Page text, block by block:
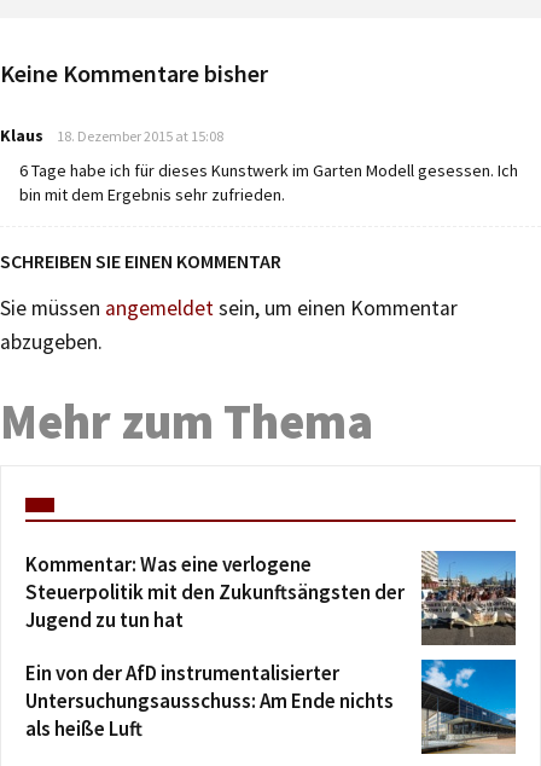
Keine Kommentare bisher
Klaus says:
18. Dezember 2015 at 15:08
6 Tage habe ich für dieses Kunstwerk im Garten Modell gesessen. Ich
bin mit dem Ergebnis sehr zufrieden.
SCHREIBEN SIE EINEN KOMMENTAR
Sie müssen angemeldetsein, um einen Kommentar
abzugeben.
Mehr zum Thema
Kommentar: Was eine verlogene
Steuerpolitik mit den Zukunftsängsten der
Jugend zu tun hat
Ein von der AfD instrumentalisierter
Untersuchungsausschuss: Am Ende nichts
als heiße Luft